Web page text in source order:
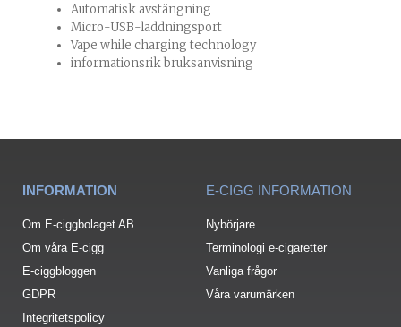
Automatisk avstängning
Micro-USB-laddningsport
Vape while charging technology
informationsrik bruksanvisning
INFORMATION
Om E-ciggbolaget AB
Om våra E-cigg
E-ciggbloggen
GDPR
Integritetspolicy
E-CIGG INFORMATION
Nybörjare
Terminologi e-cigaretter
Vanliga frågor
Våra varumärken